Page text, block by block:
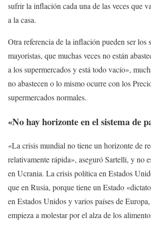
sufrir la inflación cada una de las veces que
a la casa.
Otra referencia de la inflación pueden ser los
mayoristas, que muchas veces no están
a los supermercados y está todo vacío»,
no abastecen o lo mismo ocurre con los
supermercados normales.
«No hay horizonte en el sistema de
«La crisis mundial no tiene un horizonte de
relativamente rápida», aseguró Sartelli, y no
en Ucrania. La crisis política en Estados
que en Rusia, porque tiene un Estado
en Estados Unidos y varios países de
empieza a molestar por el alza de los